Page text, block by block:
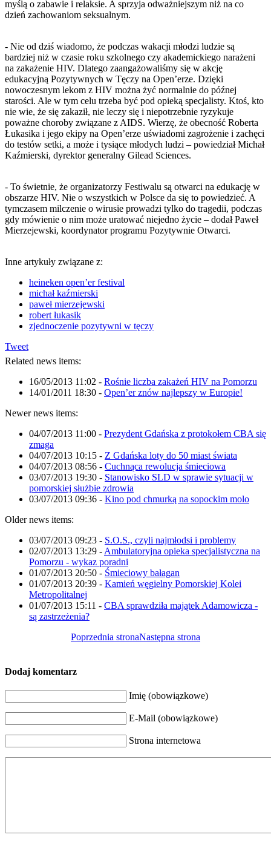
myślą o zabawie i relaksie. A sprzyja odważniejszym niż na co
dzień zachowaniom seksualnym.
- Nie od dziś wiadomo, że podczas wakacji młodzi ludzie są
bardziej niż w czasie roku szkolnego czy akademickiego narażeni
na zakażenie HIV. Dlatego zaangażowaliśmy się w akcję
edukacyjną Pozytywnych w Tęczy na Open’erze. Dzięki
nowoczesnym lekom z HIV można żyć normalnie do późnej
starości. Ale w tym celu trzeba być pod opieką specjalisty. Ktoś, kto
nie wie, że się zakaził, nie leczy się i niepotrzebnie ryzykuje
poważne choroby związane z AIDS. Wierzę, że obecność Roberta
Łukasika i jego ekipy na Open’erze uświadomi zagrożenie i zachęci
do testów setki, a może i tysiące młodych ludzi – powiedział Michał
Kaźmierski, dyrektor generalny Gilead Sciences.
- To świetnie, że organizatorzy Festiwalu są otwarci na edukację w
obszarze HIV. Nie o wszystkich w Polsce da się to powiedzieć. A
tymczasem milczenie o wirusie prowadzi tylko do tragedii, podczas
gdy mówienie o nim może uratować niejedno życie – dodał Paweł
Mierzejewski, koordynator programu Pozytywnie Otwarci.
Inne artykuły związane z:
heineken open’er festival
michał kaźmierski
paweł mierzejewski
robert łukasik
zjednoczenie pozytywni w tęczy
Tweet
Related news items:
16/05/2013 11:02 - Rośnie liczba zakażeń HIV na Pomorzu
14/01/2011 18:30 - Open’er znów najlepszy w Europie!
Newer news items:
04/07/2013 11:00 - Prezydent Gdańska z protokołem CBA się
zmaga
04/07/2013 10:15 - Z Gdańska loty do 50 miast świata
04/07/2013 08:56 - Cuchnąca rewolucja śmieciowa
03/07/2013 19:30 - Stanowisko SLD w sprawie sytuacji w
pomorskiej służbie zdrowia
03/07/2013 09:36 - Kino pod chmurką na sopockim molo
Older news items:
03/07/2013 09:23 - S.O.S., czyli najmłodsi i problemy
02/07/2013 13:29 - Ambulatoryjna opieka specjalistyczna na
Pomorzu - wykaz poradni
01/07/2013 20:50 - Śmieciowy bałagan
01/07/2013 20:39 - Kamień węgielny Pomorskiej Kolei
Metropolitalnej
01/07/2013 15:11 - CBA sprawdziła majątek Adamowicza -
są zastrzeżenia?
Poprzednia stronaNastępna strona
Dodaj komentarz
Imię (obowiązkowe)
E-Mail (obowiązkowe)
Strona internetowa